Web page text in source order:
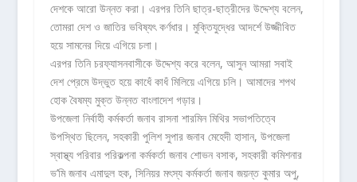
দেশকে আরো উন্নত করা। এরপর তিনি ছাত্র-ছাত্রীদের উদ্দেশ্য বলেন,
তোমরা দেশ ও জাতির ভবিষ্যৎ কর্ণধার। মুক্তিযুদ্ধের আদর্শে উজ্জীবিত
হয়ে সামনের দিয়ে এগিয়ে চলা।
এরপর তিনি চরফ্যাসনবাসীকে উদ্দেশ্য করে বলেন, আসুন আমরা সবাই
দেশ প্রেমে উদ্ভুত হয়ে কাধেঁ কাধঁ মিলিয়ে এগিয়ে চলি। আমাদের শপথ
হোক বৈষম্য মুক্ত উন্নত বাংলাদেশ গড়ার।
উপজেলা নির্বাহী কর্মকর্তা জনাব রাসনা শারমিন মিথির সভাপতিত্বে
উপস্থিত ছিলেন, সহকারী পুলিশ সুপার জনাব মেহেদী হাসান, উপজেলা
স্বাস্থ্য পরিবার পরিকল্পনা কর্মকর্তা জনাব শোভন বসাক, সহকারী কমিশনার
ভ’মি জনাব এমাদুল হক, সিনিয়র মৎস্য কর্মকর্তা জনাব জয়ন্ত কুমার অপু,